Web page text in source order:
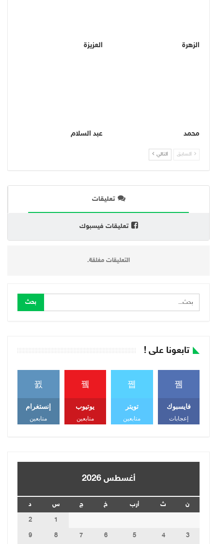
الزهرة العزيزة
محمد عبد السلام
السابق التالي
تعليقات
تعليقات فيسبوك
التعليقات مغلقة.
تابعونا على !
فايسبوك
إعجابات
تويتر
متابعين
يوتيوب
متابعين
إنستغرام
متابعين
أغسطس 2026
ن ث أرب خ ج س
د
1
2
3
4
5
6
7
8
9